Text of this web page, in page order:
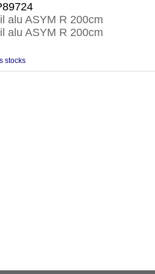
alu ASYM R 200cm
alu ASYM R 200cm
stocks